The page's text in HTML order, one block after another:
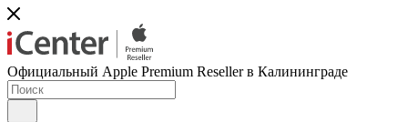
Официальный Apple Premium Reseller в Калининграде